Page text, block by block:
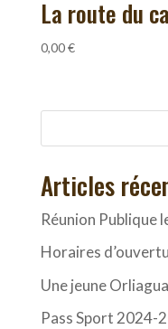
La route du
0,00€
Articles
Réunion Publique
Horaires
Une jeune
Pass Sport 2024-